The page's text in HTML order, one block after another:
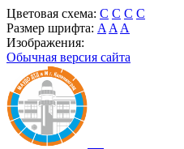
Цветовая схема: C C C C
Размер шрифта: A A A
Изображения:
Обычная версия сайта